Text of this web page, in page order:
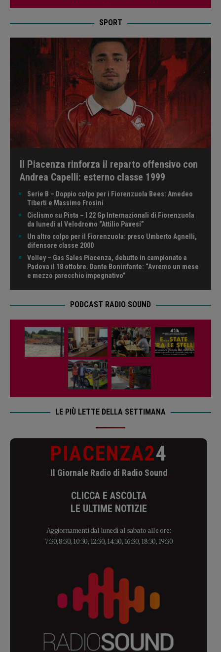
SPORT
Il Piacenza rinforza il reparto offensivo con
Andrea Capelli: esterno classe 1999
Serie B – Doppio colpo per i Fiorenzuola Bees: Amedeo
Tiberti e Massimo Frosini
Ciclismo su Pista – I 22 Gp Internazionali di Fiorenzuola
da lunedì al Velodromo “Attilio Pavesi”
Un altro colpo per il Fiorenzuola: preso Umberto Agnelli,
difensore classe 2000
Volley – Gas Sales Piacenza, debutto in campionato a
Padova il 18 ottobre. Dante Boninfante: “Avremo un mese
e mezzo parecchio impegnativo”
PODCAST RADIO SOUND
LE PIÙ LETTE DELLA SETTIMANA
PIACENZA24
Il Giornale Radio di Radio Sound
CLICCA E ASCOLTA
LE ULTIME NOTIZIE
Aggiornamenti dal lunedì al sabato alle ore:
7:30, 8:30, 10:30, 12:30, 14:30, 16:30, 18:30, 19:30